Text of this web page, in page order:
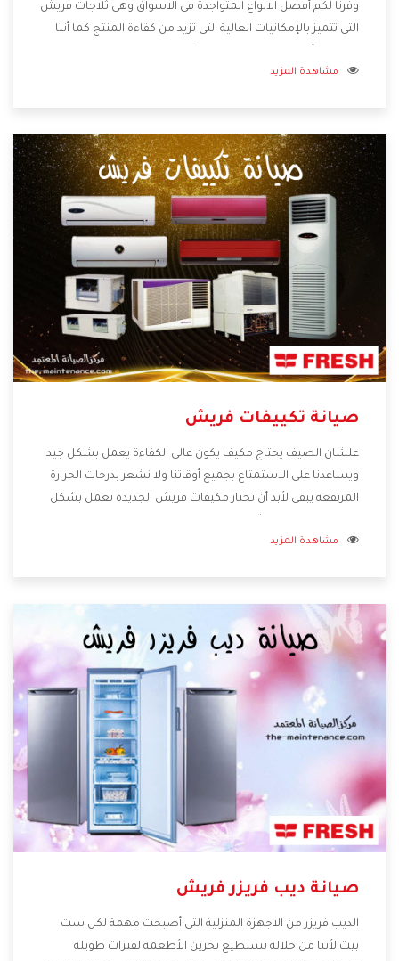
وفرنا لكم أفضل الانواع المتواجدة فى الاسواق وهى ثلاجات فريش
التى تتميز بالإمكانيات العالية التى تزيد من كفاءة المنتج كما أننا
المميزات تتوافر بأفضل الاسعار المناسبة لجميع العملاء
مشاهدة المزيد
صيانة تكييفات فريش
علشان الصيف يحتاج مكيف يكون عالى الكفاءة يعمل بشكل جيد
ويساعدنا على الاستمتاع بجميع أوقاتنا ولا نشعر بدرجات الحرارة
المرتفعه يبقى لأبد أن تختار مكيفات فريش الجديدة تعمل بشكل
المستهلك مستمتع بشراء المكيف كما أن يوجد منه موديلات
تساعدكم على الاستمتاع بشراء المكيف.
مشاهدة المزيد
صيانة ديب فريزر فريش
الديب فريزر من الاجهزة المنزلية التى أصبحت مهمة لكل ست
بيت لأننا من خلاله نستطيع تخزين الأطعمة لفترات طويلة